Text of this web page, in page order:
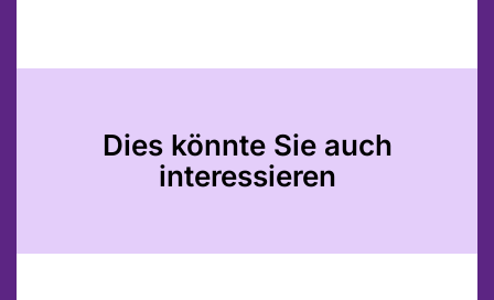
Dies könnte Sie auch
interessieren